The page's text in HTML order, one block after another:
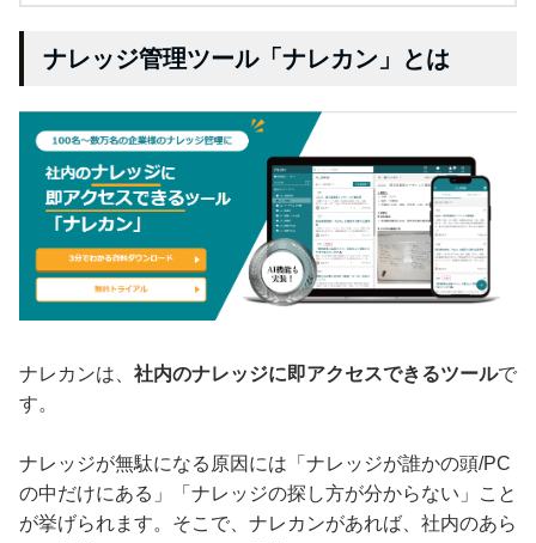
ナレッジ管理ツール「ナレカン」とは
ナレカンは、 社内のナレッジに即アクセスできるツールで
す。
ナレッジが無駄になる原因には「ナレッジが誰かの頭/PC
の中だけにある」「ナレッジの探し方が分からない」こと
が挙げられます。そこで、ナレカンがあれば、社内のあら